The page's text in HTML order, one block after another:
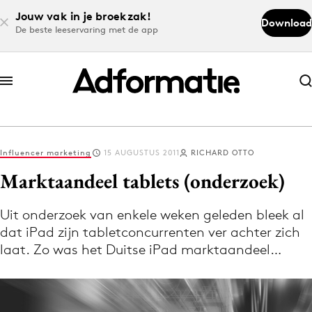
Jouw vak in je broekzak!
De beste leeservaring met de app
Download
Abonneer nu
Abonneer nu
Log in
Download de app
Volg het laatste nieuws via de Adformatie
Nieuws app
Influencer marketing 15 AUGUSTUS 2011 RICHARD OTTO
Marktaandeel tablets (onderzoek)
Uit onderzoek van enkele weken geleden bleek al
dat iPad zijn tabletconcurrenten ver achter zich
laat. Zo was het Duitse iPad marktaandeel…